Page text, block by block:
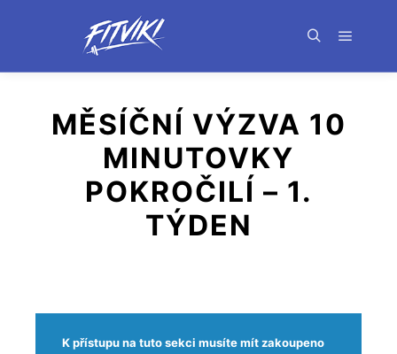
MĚSÍČNÍ VÝZVA 10
MINUTOVKY
POKROČILÍ – 1.
TÝDEN
K přístupu na tuto sekci musíte mít zakoupeno